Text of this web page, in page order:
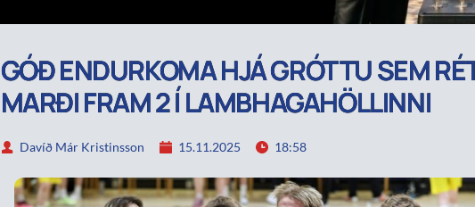
GÓÐ ENDURKOMA HJÁ GRÓTTU SEM
MARÐI FRAM 2 Í LAMBHAGAHÖLLINNI
Davíð Már Kristinsson 15.11.2025 18:58